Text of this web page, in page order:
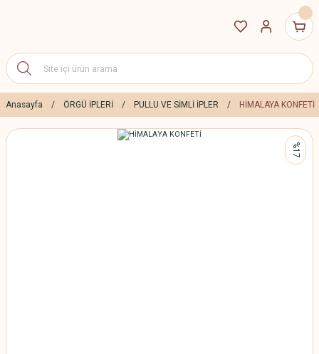
Anasayfa ÖRGÜ İPLERİ PULLU VE SİMLİ İPLER HİMALAYA KONFETİ
%17